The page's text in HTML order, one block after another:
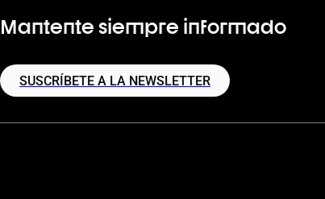
Mantente siempre informado
SUSCRÍBETE A LA NEWSLETTER